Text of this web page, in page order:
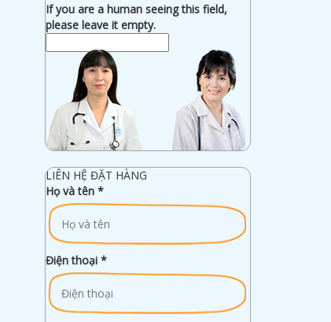
If you are a human seeing this field,
please leave it empty.
LIÊN HỆ ĐẶT HÀNG
Họ và tên *
Điện thoại *